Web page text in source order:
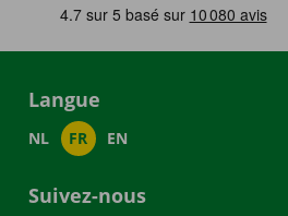
Langue
NL FR EN
Suivez-nous